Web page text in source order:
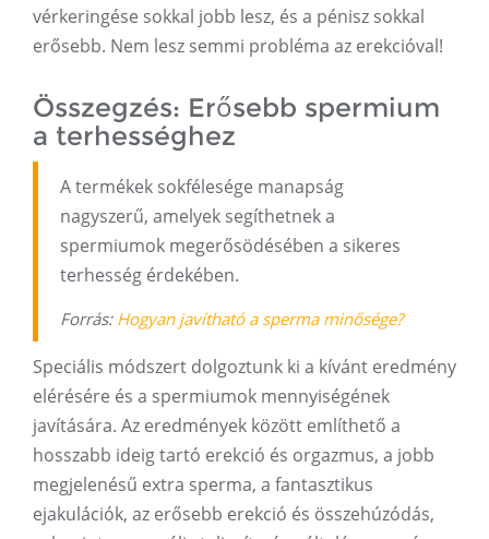
vérkeringése sokkal jobb lesz, és a pénisz sokkal
erősebb. Nem lesz semmi probléma az erekcióval!
Összegzés: Erősebb spermium
a terhességhez
A termékek sokfélesége manapság
nagyszerű, amelyek segíthetnek a
spermiumok megerősödésében a sikeres
terhesség érdekében.
Forrás: Hogyan javítható a sperma minősége?
Speciális módszert dolgoztunk ki a kívánt eredmény
elérésére és a spermiumok mennyiségének
javítására. Az eredmények között említhető a
hosszabb ideig tartó erekció és orgazmus, a jobb
megjelenésű extra sperma, a fantasztikus
ejakulációk, az erősebb erekció és összehúzódás,